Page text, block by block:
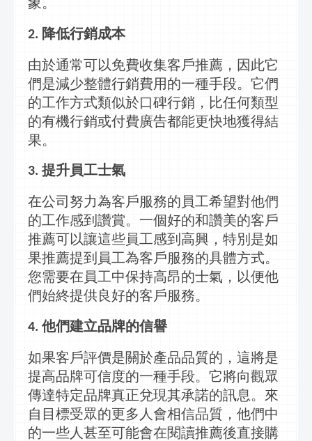
2. 降低行銷成本
由於通常可以免費收集客戶推薦，因此它
們是減少整體行銷費用的一種手段。它們
的工作方式類似於口碑行銷 ，比任何類型
的有機行銷或付費廣告都能更快地獲得結
果。
3. 提升員工士氣
在公司努力為客戶服務的員工希望對他們
的工作感到讚賞。一個好的和讚美的客戶
推薦可以讓這些員工感到高興，特別是如
果推薦提到員工為客戶服務的具體方式。
您需要在員工中保持高昂的士氣，以便他
們始終提供良好的客戶服務。
4. 他們建立品牌的信譽
如果客戶評價是關於產品品質的，這將是
提高品牌可信度的一種手段。它將向觀眾
傳達特定品牌真正兌現其承諾的訊息。來
自目標受眾的更多人會相信品質 ，他們中
的一些人甚至可能會在閱讀推薦後直接購